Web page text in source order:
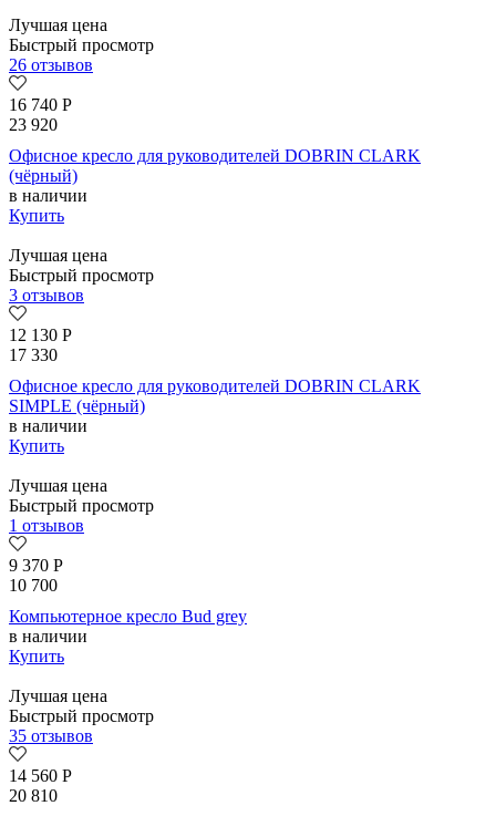
Лучшая цена
Быстрый просмотр
26 отзывов
16 740 Р
23 920
Офисное кресло для руководителей DOBRIN CLARK
(чёрный)
в наличии
Купить
Лучшая цена
Быстрый просмотр
3 отзывов
12 130 Р
17 330
Офисное кресло для руководителей DOBRIN CLARK
SIMPLE (чёрный)
в наличии
Купить
Лучшая цена
Быстрый просмотр
1 отзывов
9 370 Р
10 700
Компьютерное кресло Bud grey
в наличии
Купить
Лучшая цена
Быстрый просмотр
35 отзывов
14 560 Р
20 810